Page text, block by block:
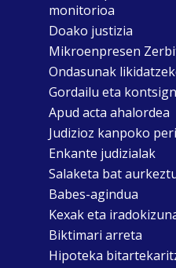
monitorioa
Doako justizia
Mikroenpresen
Ondasunak
Gordailu eta
Apud acta ahalordea
Judizioz kanpoko
Enkante judizialak
Salaketa bat
Babes-agindua
Kexak eta
Biktimari arreta
Hipoteka